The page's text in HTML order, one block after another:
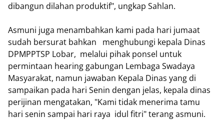
dibangun dilahan produktif", ungkap Sahlan.
Asmuni juga menambahkan kami pada hari jumaat
sudah bersurat bahkan menghubungi kepala Dinas
DPMPPTSP Lobar, melalui pihak ponsel untuk
permintaan hearing gabungan Lembaga Swadaya
Masyarakat, namun jawaban Kepala Dinas yang di
sampaikan pada hari Senin dengan jelas, kepala dinas
perijinan mengatakan, "Kami tidak menerima tamu
hari senin sampai hari raya idul fitri" terang asmuni.